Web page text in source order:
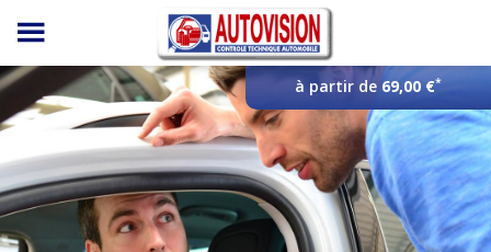
Panneau de gestion des cookies
à partir de69,00 €*